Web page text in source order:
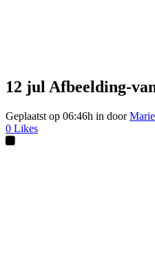
12 julAfbeelding-
Geplaatst op 06:46h in door
0 Likes